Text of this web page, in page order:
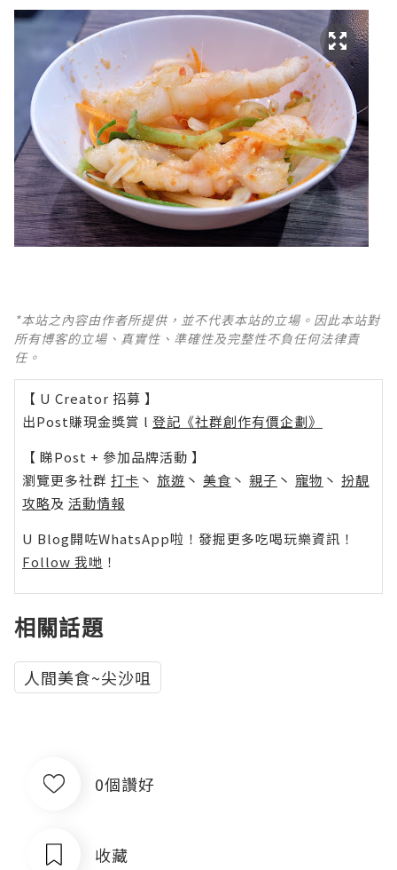
*本站之內容由作者所提供，並不代表本站的立場。因此本站對
所有博客的立場、真實性、準確性及完整性不負任何法律責
任。
【 U Creator 招募 】
出Post賺現金獎賞 l 登記《社群創作有價企劃》
【 睇Post + 參加品牌活動 】
瀏覽更多社群 打卡 丶 旅遊 丶 美食 丶 親子 丶 寵物 丶 扮靚
攻略及 活動情報
U Blog開咗WhatsApp啦！發掘更多吃喝玩樂資訊！
Follow 我哋 ！
相關話題
人間美食~尖沙咀
0個讚好
收藏